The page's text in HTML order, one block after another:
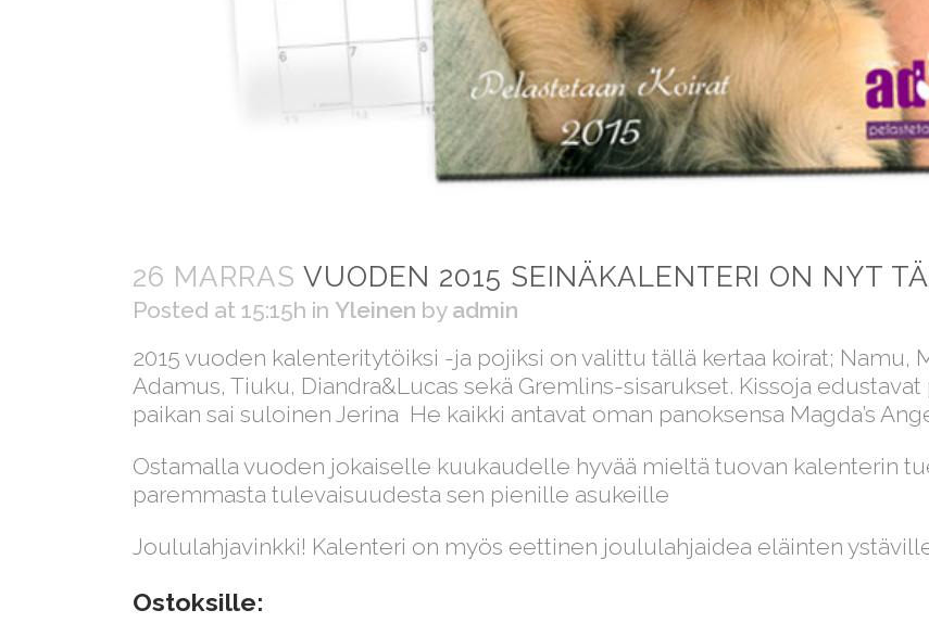
26 MARRAS VUODEN 2015 SEINÄKALENTERI ON NYT
Posted at 15:15h in Yleinen by admin
2015 vuoden kalenteritytöiksi -ja pojiksi on valittu tällä kertaa koirat; Namu,
Adamus, Tiuku, Diandra&Lucas sekä Gremlins-sisarukset. Kissoja
paikan sai suloinen Jerina He kaikki antavat oman panoksensa Magda’s
Ostamalla vuoden jokaiselle kuukaudelle hyvää mieltä tuovan kalenterin
paremmasta tulevaisuudesta sen pienille asukeille
Joululahjavinkki! Kalenteri on myös eettinen joululahjaidea eläinten
Ostoksille: